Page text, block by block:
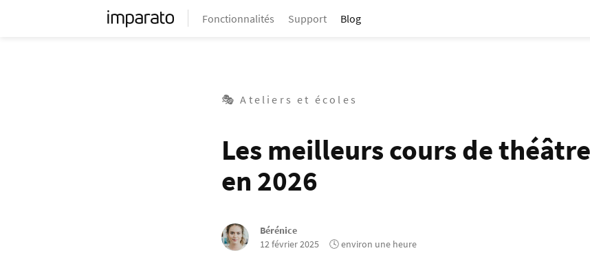
Fonctionnalités Support Blog
🎭 Ateliers et écoles
Les meilleurs cours de
en 2026
Bérénice
12 février 2025
🕓 environ une heure